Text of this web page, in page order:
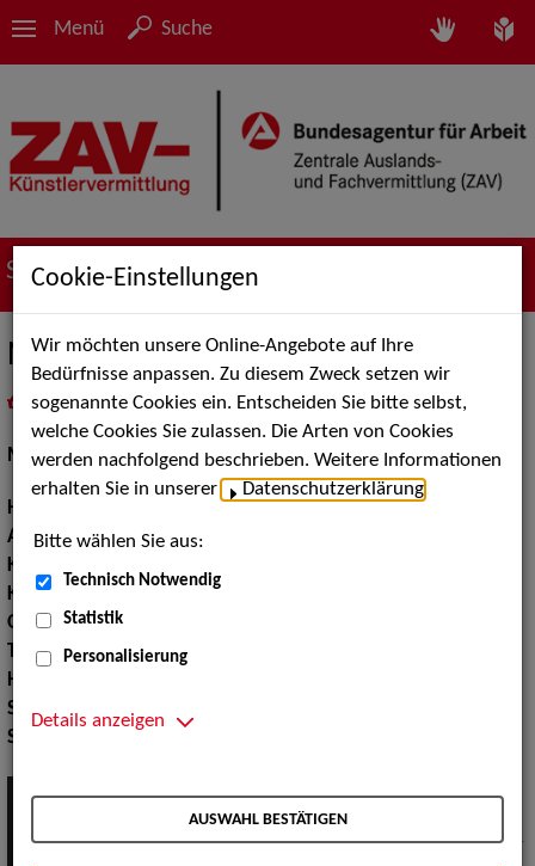
Menü Suche
Suche nach Künstler*innen
Ninett B.
als PDF speichern
inMeine Merklistelegen
Models / Werbung:Fotomodell, Mannequin
Haarfarbe:
Augenfarbe:grün
Körpergröße:
Konfektionsgröße:
Oberweite:89
Taille:
63
Hüfte:
Schuhgröße:
39
Specials:
Cookie-Einstellungen
Wir möchten unsere Online-Angebote auf Ihre
Bedürfnisse anpassen. Zu diesem Zweck setzen wir
sogenannte Cookies ein. Entscheiden Sie bitte selbst,
welche Cookies Sie zulassen. Die Arten von Cookies
werden nachfolgend beschrieben. Weitere Informationen
erhalten Sie in unserer
Datenschutzerklärung
Bitte wählen Sie aus:
Technisch Notwendig
Statistik
Personalisierung
Details anzeigen
AUSWAHL BESTÄTIGEN